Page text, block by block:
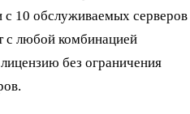
с 10 обслуживаемых серверов
с любой комбинацией
без ограничения